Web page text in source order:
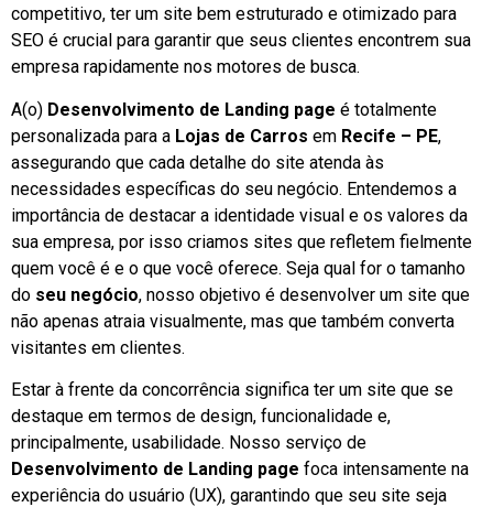
competitivo, ter um site bem estruturado e otimizado para
SEO é crucial para garantir que seus clientes encontrem sua
empresa rapidamente nos motores de busca.
A(o) Desenvolvimento de Landing page é totalmente
personalizada para a Lojas de Carros em Recife – PE,
assegurando que cada detalhe do site atenda às
necessidades específicas do seu negócio. Entendemos a
importância de destacar a identidade visual e os valores da
sua empresa, por isso criamos sites que refletem fielmente
quem você é e o que você oferece. Seja qual for o tamanho
do seu negócio, nosso objetivo é desenvolver um site que
não apenas atraia visualmente, mas que também converta
visitantes em clientes.
Estar à frente da concorrência significa ter um site que se
destaque em termos de design, funcionalidade e,
principalmente, usabilidade. Nosso serviço de
Desenvolvimento de Landing page foca intensamente na
experiência do usuário (UX), garantindo que seu site seja